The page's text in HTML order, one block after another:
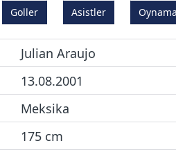
Goller Asistler Oynama
Julian Araujo
13.08.2001
Meksika
175 cm